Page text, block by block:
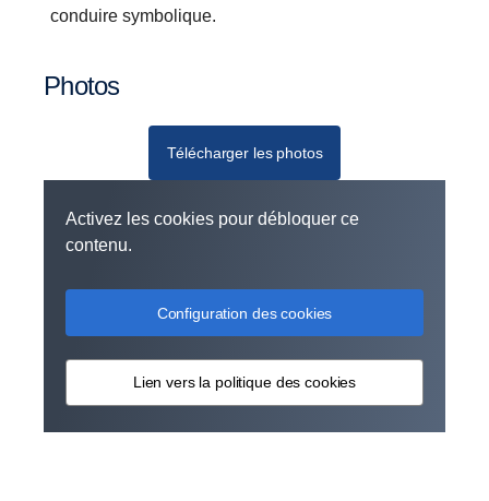
conduire symbolique.
Photos
Télécharger les photos
Activez les cookies pour débloquer ce
contenu.
Configuration des cookies
Lien vers la politique des cookies